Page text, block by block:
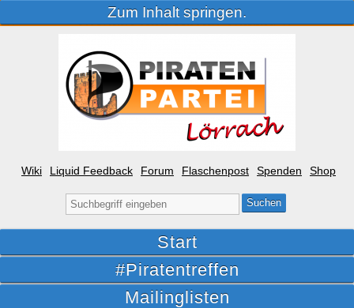
Zum Inhalt springen.
Wiki Liquid Feedback Forum Flaschenpost Spenden Shop
Suche
nach:
Start
#Piratentreffen
Mailinglisten